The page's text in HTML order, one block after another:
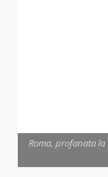
Roma, profanata